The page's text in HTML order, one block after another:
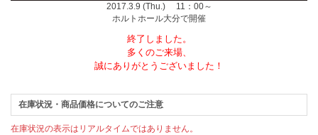
2017.3.9 (Thu.) 11：00～
ホルトホール大分で開催
終了しました。
多くのご来場、
誠にありがとうございました！
在庫状況・商品価格についてのご注意
在庫状況の表示はリアルタイムではありません。